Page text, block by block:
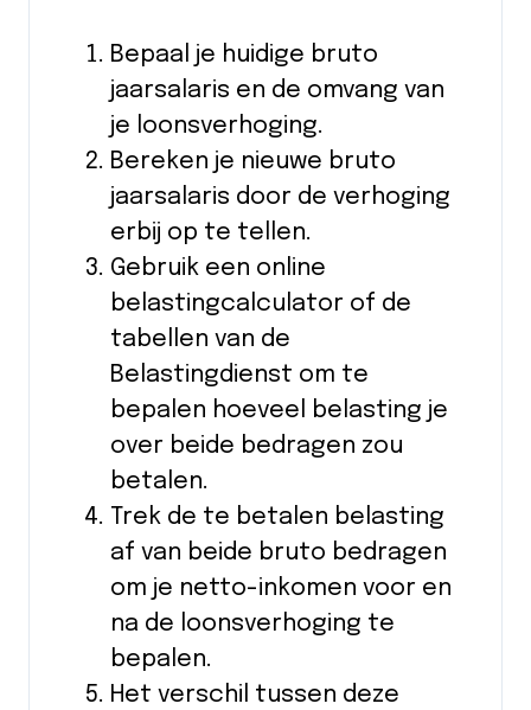
Bepaal je huidige bruto
jaarsalaris en de omvang van
je loonsverhoging.
Bereken je nieuwe bruto
jaarsalaris door de verhoging
erbij op te tellen.
Gebruik een online
belastingcalculator of de
tabellen van de
Belastingdienst om te
bepalen hoeveel belasting je
over beide bedragen zou
betalen.
Trek de te betalen belasting
af van beide bruto bedragen
om je netto-inkomen voor en
na de loonsverhoging te
bepalen.
Het verschil tussen deze